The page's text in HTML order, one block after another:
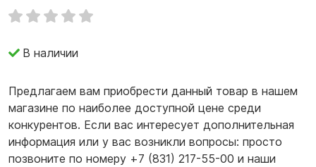
В наличии
Предлагаем вам приобрести данный товар в нашем
магазине по наиболее доступной цене среди
конкурентов. Если вас интересует дополнительная
информация или у вас возникли вопросы: просто
позвоните по номеру +7 (831) 217-55-00 и наши